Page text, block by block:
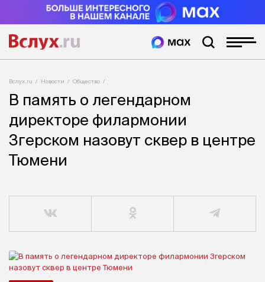
Вслух.ru Новости Общество
В память о легендарном
директоре филармонии
Згерском назовут сквер в центре
Тюмени